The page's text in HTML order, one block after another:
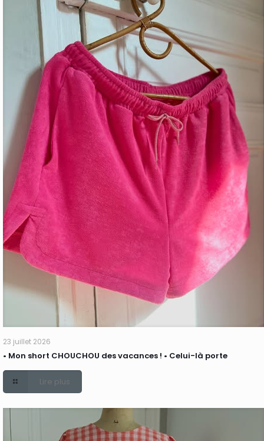
23 juillet 2026
• Mon short CHOUCHOU des vacances ! • Celui-là porte
Lire plus